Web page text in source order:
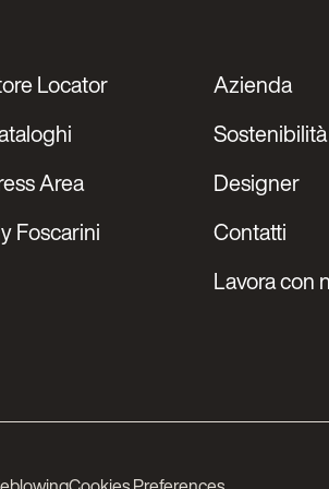
Locator
Area
Foscarini
Azienda
Sostenibilità
Designer
Contatti
Lavora con